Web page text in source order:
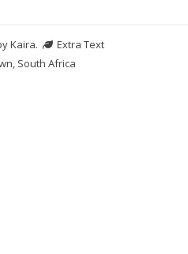
Kaira.
Extra Text
South Africa